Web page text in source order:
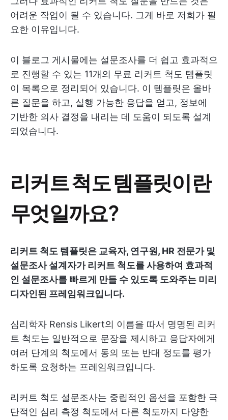
어려운 작업이 될 수 있습니다. 그게 바로 저희가 필
요한 이유입니다.
이 블로그 게시물에는 설문조사를 더 쉽고 효과적으
로 진행할 수 있는 11개의 무료 리커트 척도 템플릿
이 목록으로 정리되어 있습니다. 이 템플릿은 올바
른 질문을 하고, 실행 가능한 응답을 얻고, 정보에
기반한 의사 결정을 내리는 데 도움이 되도록 설계
되었습니다.
리커트 척도 템플릿이란
무엇일까요?
리커트 척도 템플릿은 교육자, 연구원, HR 전문가 및
설문조사 설계자가 리커트 척도를 사용하여 효과적
인 설문조사를 빠르게 만들 수 있도록 도와주는 미리
디자인된 프레임워크입니다.
심리학자 Rensis Likert의 이름을 따서 명명된 리커
트 척도는 일반적으로 문장을 제시하고 응답자에게
여러 단계의 척도에서 동의 또는 반대 정도를 평가
하도록 요청하는 프레임워크입니다.
리커트 척도 설문조사는 중립적인 옵션을 포함한 극
단적인 심리 측정 척도에서 다른 척도까지 다양한